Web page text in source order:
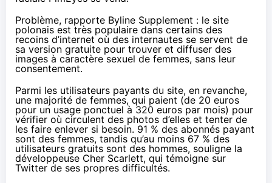
Problème, rapporte Byline Supplement : le site
polonais est très populaire dans certains des
recoins d’internet où des internautes se servent de
sa version gratuite pour trouver et diffuser des
images à caractère sexuel de femmes, sans leur
consentement.
Parmi les utilisateurs payants du site, en revanche,
une majorité de femmes, qui paient (de 20 euros
pour un usage ponctuel à 320 euros par mois) pour
vérifier où circulent des photos d’elles et tenter de
les faire enlever si besoin. 91 % des abonnés payant
sont des femmes, tandis qu’au moins 67 % des
utilisateurs gratuits sont des hommes, souligne la
développeuse Cher Scarlett, qui témoigne sur
Twitter de ses propres difficultés.